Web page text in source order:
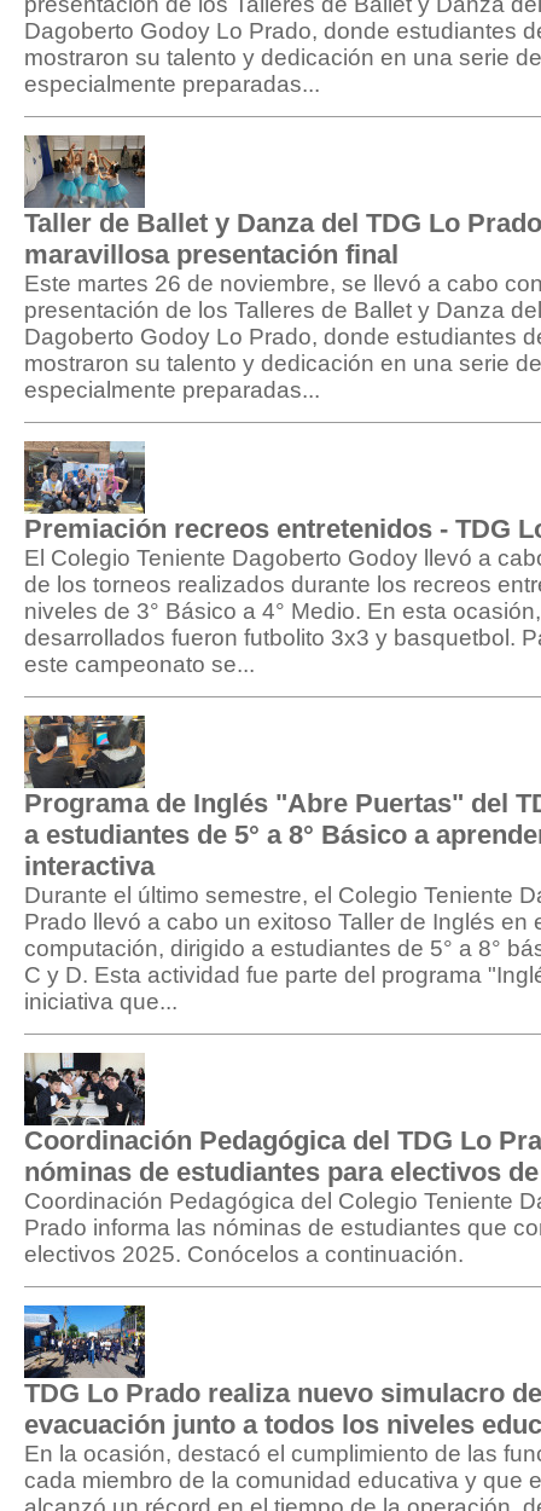
Dagoberto Godoy Lo Prado, donde estudiantes
mostraron su talento y dedicación en una serie
especialmente preparadas...
Taller de Ballet y Danza del TDG Lo
maravillosa presentación final
Este martes 26 de noviembre, se llevó a cabo
presentación de los Talleres de Ballet y Danza
Dagoberto Godoy Lo Prado, donde estudiantes
mostraron su talento y dedicación en una serie
especialmente preparadas...
Premiación recreos entretenidos - TDG
El Colegio Teniente Dagoberto Godoy llevó a
de los torneos realizados durante los recreos
niveles de 3° Básico a 4° Medio. En esta
desarrollados fueron futbolito 3x3 y basquetbol.
este campeonato se...
Programa de Inglés "Abre Puertas" del
a estudiantes de 5° a 8° Básico a
interactiva
Durante el último semestre, el Colegio Teniente
Prado llevó a cabo un exitoso Taller de Inglés en
computación, dirigido a estudiantes de 5° a 8°
C y D. Esta actividad fue parte del programa
iniciativa que...
Coordinación Pedagógica del TDG Lo
nóminas de estudiantes para electivos de
Coordinación Pedagógica del Colegio Teniente
Prado informa las nóminas de estudiantes que
electivos 2025. Conócelos a continuación.
TDG Lo Prado realiza nuevo simulacro
evacuación junto a todos los niveles
En la ocasión, destacó el cumplimiento de las
cada miembro de la comunidad educativa y que